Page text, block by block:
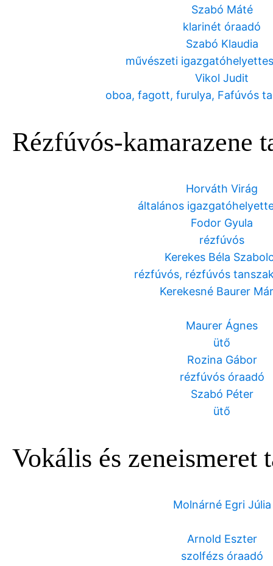
Szabó Máté
klarinét óraadó
Szabó Klaudia
művészeti
Vikol Judit
oboa, fagott, furulya, Fafúvós
Rézfúvós-kamarazene
Horváth Virág
általános
Fodor Gyula
rézfúvós
Kerekes Béla
rézfúvós, rézfúvós
Kerekesné Baurer
Maurer Ágnes
ütő
Rozina Gábor
rézfúvós óraadó
Szabó Péter
ütő
Vokális és zeneismeret
Molnárné Egri Júlia
Arnold Eszter
szolfézs óraadó